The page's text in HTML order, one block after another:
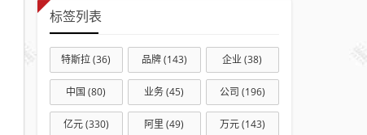
标签列表
特斯拉(36) 品牌(143) 企业(38)
中国 (80) 业务(45) 公司 (196)
亿元(330) 阿里 (49) 万元(143)